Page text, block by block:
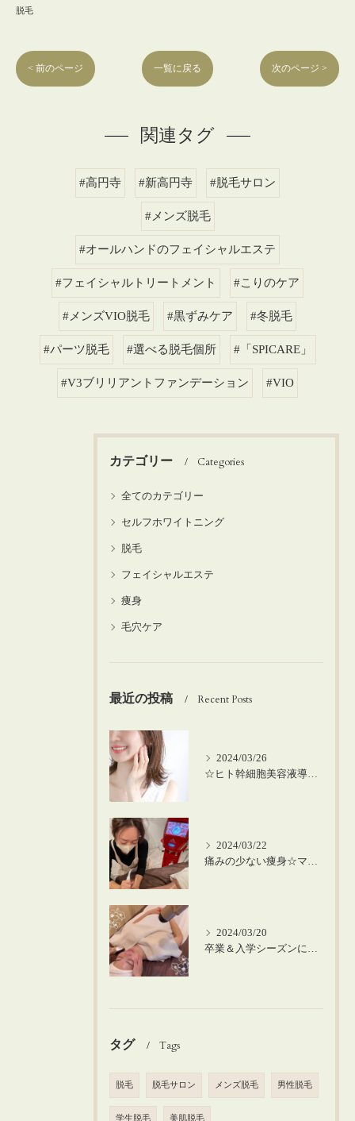
脱毛
< 前のページ 一覧に戻る 次のページ >
関連タグ
#高円寺 #新高円寺 #脱毛サロン
#メンズ脱毛
#オールハンドのフェイシャルエステ
#フェイシャルトリートメント #こりのケア
#メンズVIO脱毛 #黒ずみケア #冬脱毛
#パーツ脱毛 #選べる脱毛個所 #「SPICARE」
#V3ブリリアントファンデーション #VIO
カテゴリー Categories
全てのカテゴリー
セルフホワイトニング
脱毛
フェイシャルエステ
痩身
毛穴ケア
最近の投稿 Recent Posts
2024/03/26
☆ヒト幹細胞美容液導入の美肌顔脱毛☆
2024/03/22
痛みの少ない痩身☆マシーンを使った筋膜リリース！
2024/03/20
卒業＆入学シーズンにお肌のメンテナンスを♪
タグ Tags
脱毛 脱毛サロン メンズ脱毛 男性脱毛
学生脱毛 美肌脱毛